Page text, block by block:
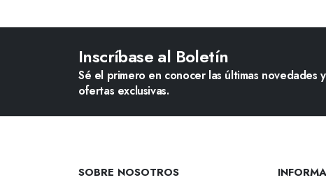
Inscríbase al Boletín
Sé el primero en conocer las últimas novedades
ofertas exclusivas.
SOBRE NOSOTROS